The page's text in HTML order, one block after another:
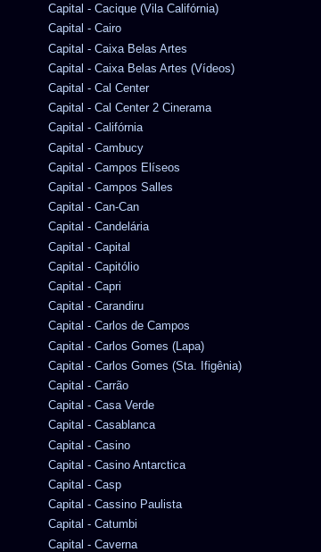
Capital - Cacique (Vila Califórnia)
Capital - Cairo
Capital - Caixa Belas Artes
Capital - Caixa Belas Artes (Vídeos)
Capital - Cal Center
Capital - Cal Center 2 Cinerama
Capital - Califórnia
Capital - Cambucy
Capital - Campos Elíseos
Capital - Campos Salles
Capital - Can-Can
Capital - Candelária
Capital - Capital
Capital - Capitólio
Capital - Capri
Capital - Carandiru
Capital - Carlos de Campos
Capital - Carlos Gomes (Lapa)
Capital - Carlos Gomes (Sta. Ifigênia)
Capital - Carrão
Capital - Casa Verde
Capital - Casablanca
Capital - Casino
Capital - Casino Antarctica
Capital - Casp
Capital - Cassino Paulista
Capital - Catumbi
Capital - Caverna